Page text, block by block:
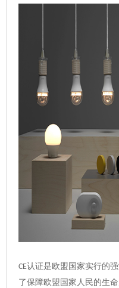
CE认证是欧盟国家实行的
了保障欧盟国家人民的生